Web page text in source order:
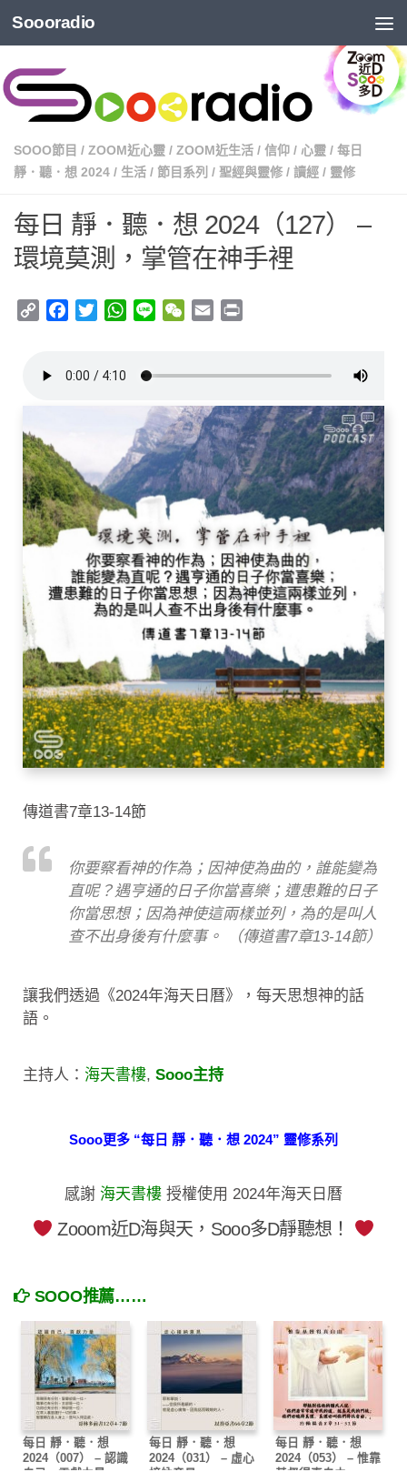
Soooradio
SOOO節目 / ZOOM近心靈 / ZOOM近生活 / 信仰 / 心靈 / 每日
靜．聽．想 2024 / 生活 / 節目系列 / 聖經與靈修 / 讀經 / 靈修
每日 靜．聽．想 2024（127） –
環境莫測，掌管在神手裡
Copy
Facebook
TwitterWhatsApp
Line WeChat
Email
傳道書7章13-14節
你要察看神的作為；因神使為曲的，誰能變為
直呢？遇亨通的日子你當喜樂；遭患難的日子
你當思想；因為神使這兩樣並列，為的是叫人
查不出身後有什麼事。 （傳道書7章13-14節）
讓我們透過《2024年海天日曆》，每天思想神的話
語。
主持人： 海天書樓, Sooo主持
Sooo更多 “每日 靜．聽．想 2024” 靈修系列
感謝 海天書樓 授權使用 2024年海天日曆
Zooom近D海與天，Sooo多D靜聽想！
SOOO推薦……
每日 靜．聽．想
2024（007） – 認識
自己，貢獻力量
每日 靜．聽．想
2024（031） – 虛心
接納意見
每日 靜．聽．想
2024（053） – 惟靠
基督得真自由